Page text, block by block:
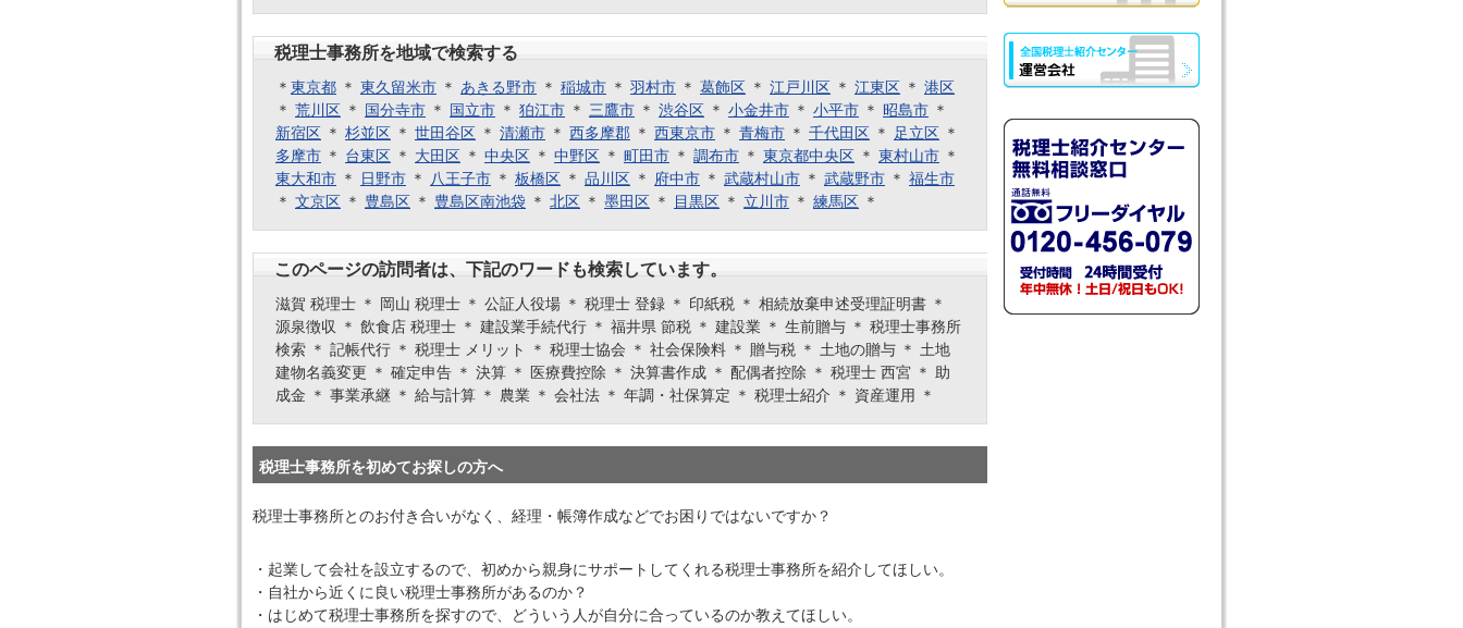
税理士事務所を地域で検索する
＊ 東京都 ＊ 東久留米市 ＊ あきる野市 ＊ 稲城市 ＊ 羽村市 ＊ 葛飾区 ＊ 江戸川区 ＊ 江東区 ＊ 港区
＊ 荒川区 ＊ 国分寺市 ＊ 国立市 ＊ 狛江市 ＊ 三鷹市 ＊ 渋谷区 ＊ 小金井市 ＊ 小平市 ＊ 昭島市 ＊
新宿区 ＊ 杉並区 ＊ 世田谷区 ＊ 清瀬市 ＊ 西多摩郡 ＊ 西東京市 ＊ 青梅市 ＊ 千代田区 ＊ 足立区 ＊
多摩市 ＊ 台東区 ＊ 大田区 ＊ 中央区 ＊ 中野区 ＊ 町田市 ＊ 調布市 ＊ 東京都中央区 ＊ 東村山市 ＊
東大和市 ＊ 日野市 ＊ 八王子市 ＊ 板橋区 ＊ 品川区 ＊ 府中市 ＊ 武蔵村山市 ＊ 武蔵野市 ＊ 福生市
＊ 文京区 ＊ 豊島区 ＊ 豊島区南池袋 ＊ 北区 ＊ 墨田区 ＊ 目黒区 ＊ 立川市 ＊ 練馬区 ＊
このページの訪問者は、下記のワードも検索しています。
滋賀 税理士 ＊ 岡山 税理士 ＊ 公証人役場 ＊ 税理士 登録 ＊ 印紙税 ＊ 相続放棄申述受理証明書 ＊
源泉徴収 ＊ 飲食店 税理士 ＊ 建設業手続代行 ＊ 福井県 節税 ＊ 建設業 ＊ 生前贈与 ＊ 税理士事務所
検索 ＊ 記帳代行 ＊ 税理士 メリット ＊ 税理士協会 ＊ 社会保険料 ＊ 贈与税 ＊ 土地の贈与 ＊ 土地
建物名義変更 ＊ 確定申告 ＊ 決算 ＊ 医療費控除 ＊ 決算書作成 ＊ 配偶者控除 ＊ 税理士 西宮 ＊ 助
成金 ＊ 事業承継 ＊ 給与計算 ＊ 農業 ＊ 会社法 ＊ 年調・社保算定 ＊ 税理士紹介 ＊ 資産運用 ＊
税理士事務所を初めてお探しの方へ
税理士事務所とのお付き合いがなく、経理・帳簿作成などでお困りではないですか？
・起業して会社を設立するので、初めから親身にサポートしてくれる税理士事務所を紹介してほしい。
・自社から近くに良い税理士事務所があるのか？
・はじめて税理士事務所を探すので、どういう人が自分に合っているのか教えてほしい。